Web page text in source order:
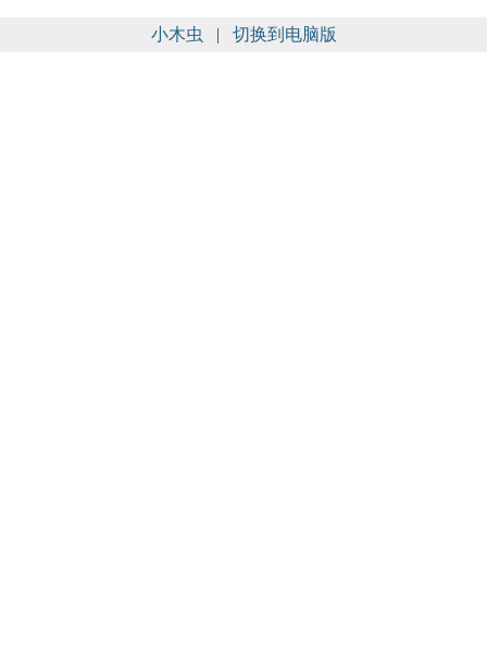
小木虫 | 切换到电脑版